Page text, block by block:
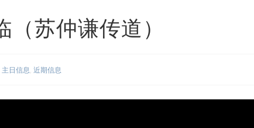
（苏仲谦传道）
主日信息, 近期信息